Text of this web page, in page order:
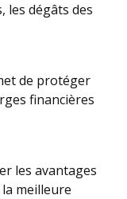
les dégâts des
de protéger
financières
les avantages
meilleure